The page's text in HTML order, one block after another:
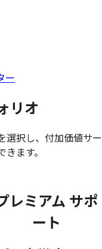
ー
リオ
選択し、付加価値サー
ます。
レミアム サポ
ート